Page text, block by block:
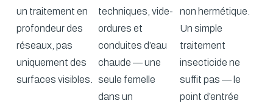
un traitement en
profondeur des
réseaux, pas
uniquement des
surfaces visibles.
techniques, vide-
ordures et
conduites d’eau
chaude — une
seule femelle
dans un
non hermétique.
Un simple
traitement
insecticide ne
suffit pas — le
point d’entrée